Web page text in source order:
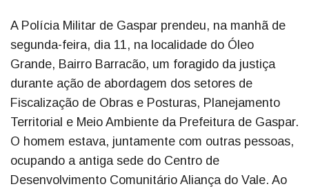
A Polícia Militar de Gaspar prendeu, na manhã de
segunda-feira, dia 11, na localidade do Óleo
Grande, Bairro Barracão, um foragido da justiça
durante ação de abordagem dos setores de
Fiscalização de Obras e Posturas, Planejamento
Territorial e Meio Ambiente da Prefeitura de Gaspar.
O homem estava, juntamente com outras pessoas,
ocupando a antiga sede do Centro de
Desenvolvimento Comunitário Aliança do Vale. Ao